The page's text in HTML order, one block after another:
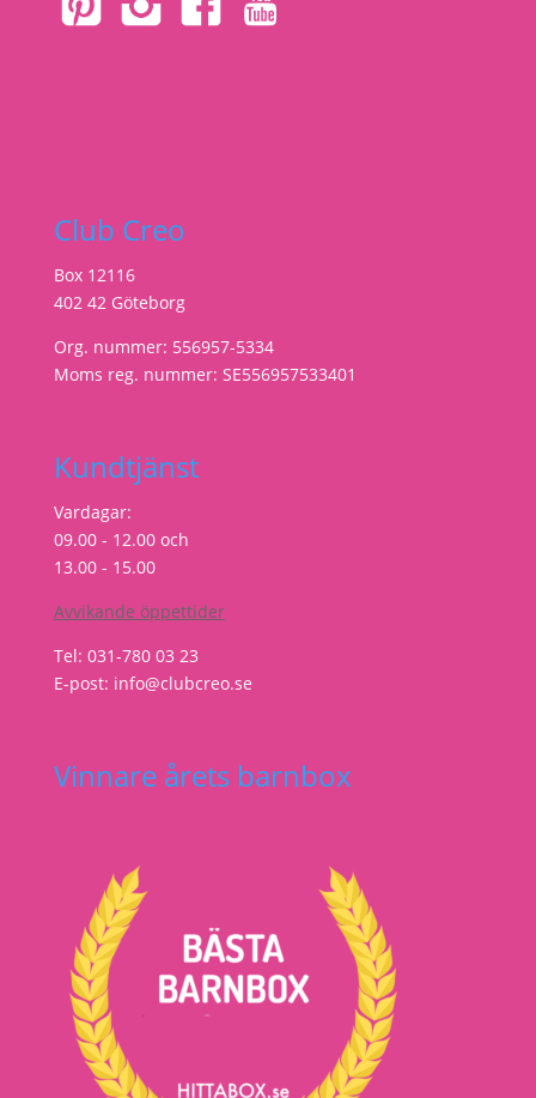
Club Creo
Box 12116
402 42 Göteborg
Org. nummer: 556957-5334
Moms reg. nummer: SE556957533401
Kundtjänst
Vardagar:
09.00 - 12.00 och
13.00 - 15.00
Avvikande öppettider
Tel: 031-780 03 23
E-post: info@clubcreo.se
Vinnare årets barnbox